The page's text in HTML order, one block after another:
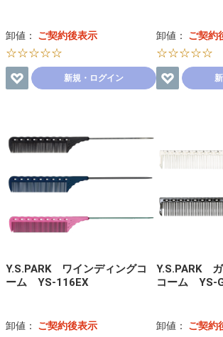
卸値： ご契約後表示
☆☆☆☆☆
新規・ログイン
卸値： ご契約
☆☆☆☆☆
Y.S.PARK ワインディングコ
ーム YS-116EX
卸値： ご契約後表示
Y.S.PARK
コーム YS-
卸値： ご契約